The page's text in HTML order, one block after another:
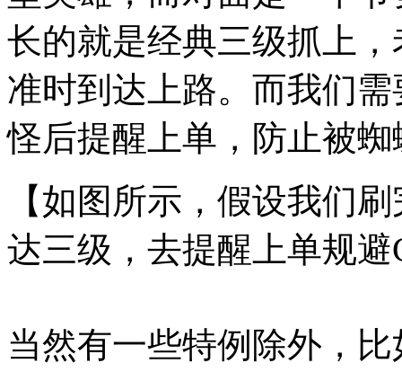
长的就是经典三级抓上
准时到达上路。而我们
怪后提醒上单，防止被
【如图所示，假设我们
达三级，去提醒上单规避
当然有一些特例除外，